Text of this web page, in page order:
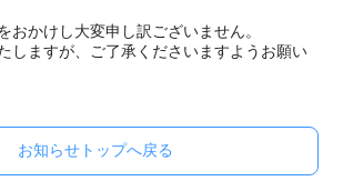
おかけし大変申し訳ございません。
しますが、ご了承くださいますようお願い
お知らせトップへ戻る